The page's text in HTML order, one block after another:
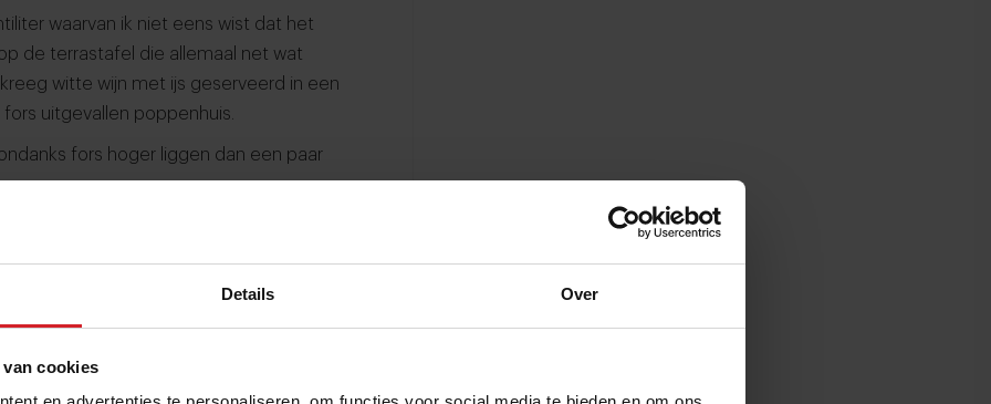
Details Over
cookies
waarvan ik niet eens wist dat het
de terrastafel die allemaal net wat
witte wijn met ijs geserveerd in een
uitgevallen poppenhuis.
fors hoger liggen dan een paar
bij een dagrestaurant dat, alleen
Ik neem aan dat